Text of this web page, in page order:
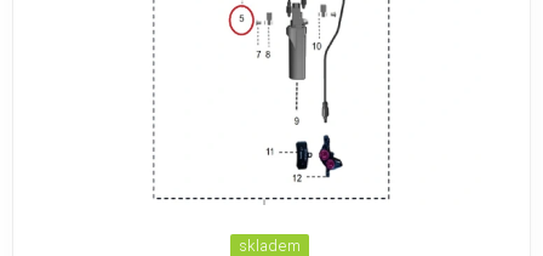
skladem